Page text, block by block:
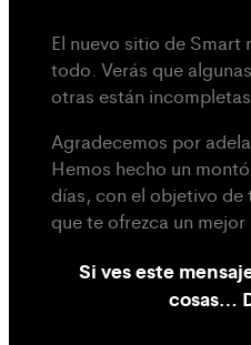
El nuevo sitio de
todo. Verás que
otras están
Agradecemos por
Hemos hecho un
días, con el objetivo de
que te ofrezca un
Si ves este
cosas…